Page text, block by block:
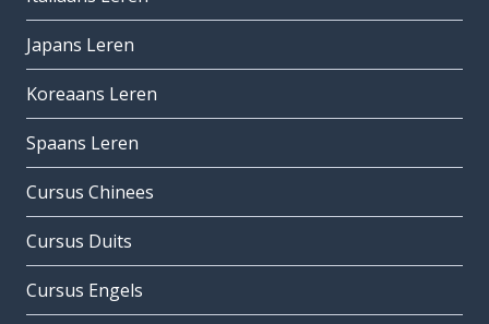
Japans Leren
Koreaans Leren
Spaans Leren
Cursus Chinees
Cursus Duits
Cursus Engels